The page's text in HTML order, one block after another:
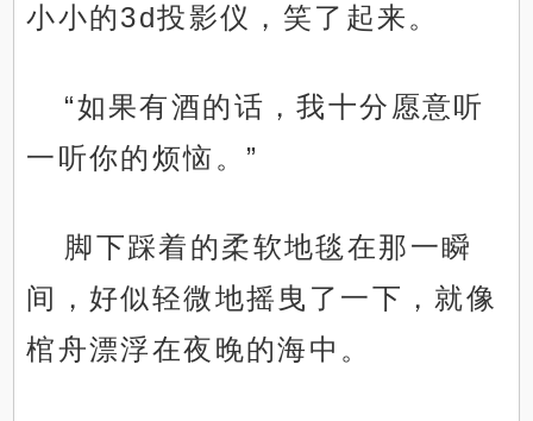
小小的3d投影仪，笑了起来。
“如果有酒的话，我十分愿意听
一听你的烦恼。”
脚下踩着的柔软地毯在那一瞬
间，好似轻微地摇曳了一下，就像
棺舟漂浮在夜晚的海中。